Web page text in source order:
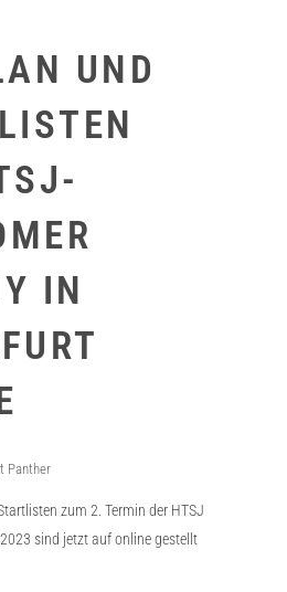
UND
IN
Panther
zum 2. Termin der HTSJ
sind jetzt auf online gestellt